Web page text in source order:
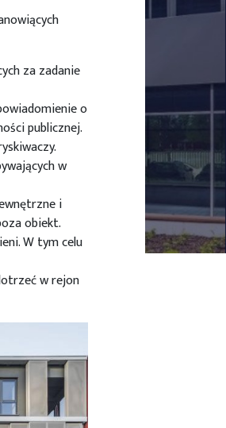
za zadanie
o
publicznej.
w
i
obiekt.
W tym celu
w rejon